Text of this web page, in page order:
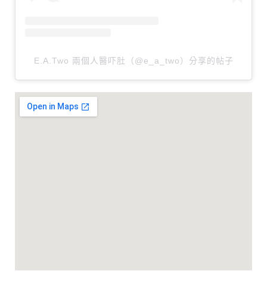
E.A.Two 兩個人醫吓肚（@e_a_two）分享的帖子